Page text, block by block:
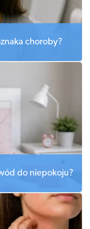
choroby?
do niepokoju?